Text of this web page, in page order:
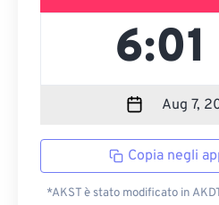
Copia negli
*AKST è stato modificato in